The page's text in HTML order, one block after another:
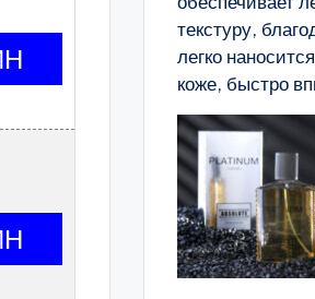
текстуру,
легко
коже, быстро